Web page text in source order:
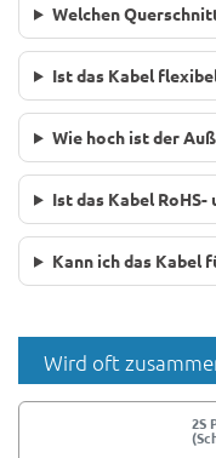
Welchen
Ist das Kabel
Wie hoch ist der
Ist das Kabel RoHS-
Kann ich das Kabel
Wird oft
2S